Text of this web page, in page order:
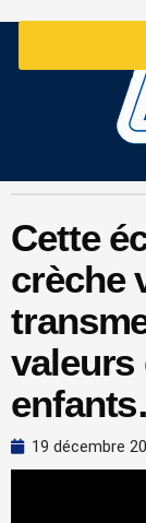
Cette
crèche
valeurs
19 décembre